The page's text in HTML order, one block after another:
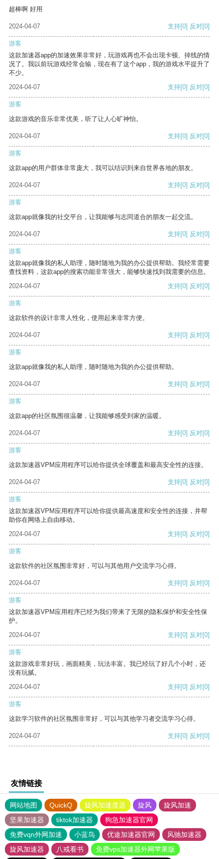
超棒啊 好用
2024-04-07 支持[0] 反对[0]
游客
这款加速器app的加速效果非常好，玩游戏再也不会出现卡顿、掉线的情
况了。我以前玩游戏经常会输，现在有了这个app，我的游戏水平提升了
不少。
2024-04-07
支持[0] 反对[0]
游客
这款游戏的音乐非常优美，听了让人心旷神怡。
2024-04-07 支持[0] 反对[0]
游客
这款app的用户群体非常庞大，我可以结识到来自世界各地的朋友。
2024-04-07 支持[0] 反对[0]
游客
这款app就像我的社交平台，让我能够与志同道合的朋友一起交流。
2024-04-07 支持[0] 反对[0]
游客
这款app就像我的私人助理，随时随地为我的办公提供帮助。我经常需要
查找资料，这款app的搜索功能非常强大，能够快速找到我需要的信息。
2024-04-07
支持[0] 反对[0]
游客
这款软件的设计非常人性化，使用起来非常方便。
2024-04-07 支持[0] 反对[0]
游客
这款app就像我的私人助理，随时随地为我的办公提供帮助。
2024-04-07 支持[0] 反对[0]
游客
这款app的社区氛围很温馨，让我能够感受到家的温暖。
2024-04-07 支持[0] 反对[0]
游客
这款加速器VPM应用程序可以给你提供全球覆盖和最高安全性的连接。
2024-04-07 支持[0] 反对[0]
游客
这款加速器VPM应用程序可以给你提供最高速度和安全性的连接，并帮
助你在网络上自由移动。
2024-04-07
支持[0] 反对[0]
游客
这款软件的社区氛围非常好，可以与其他用户交流学习心得。
2024-04-07 支持[0] 反对[0]
游客
这款加速器VPM应用程序已经为我们带来了无限的隐私保护和安全性保
护。
2024-04-07
支持[0] 反对[0]
游客
这款游戏非常好玩，画面精美，玩法丰富。我已经玩了好几个小时，还
没有玩腻。
2024-04-07
支持[0] 反对[0]
游客
这款学习软件的社区氛围非常好，可以与其他学习者交流学习心得。
2024-04-07 支持[0] 反对[0]
友情链接
网站地图 QuickQ 旋风加速度器 旋风
旋风加速
坚果加速器
tiktok加速器
狗急加速器官网
免费vqn外网加速
小蓝鸟 优途加速器官网
风驰加速器
旋风加速器
八戒看书 免费vps加速器外网苹果版